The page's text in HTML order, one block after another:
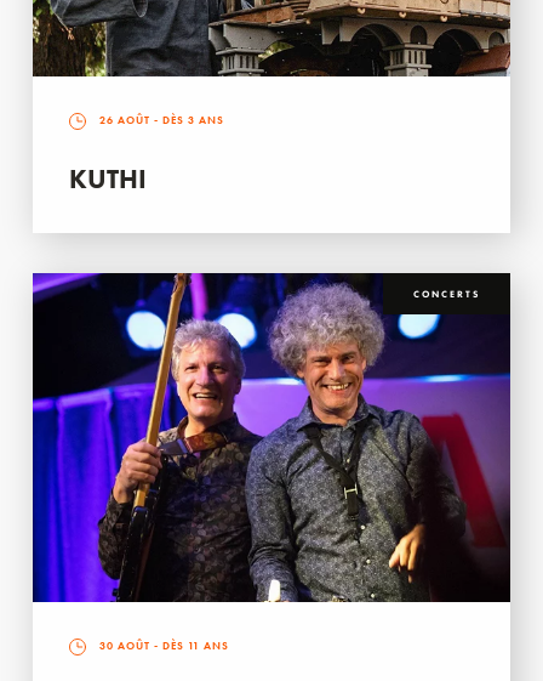
26 AOÛT - DÈS 3 ANS
KUTHI
CONCERTS
30 AOÛT - DÈS 11 ANS